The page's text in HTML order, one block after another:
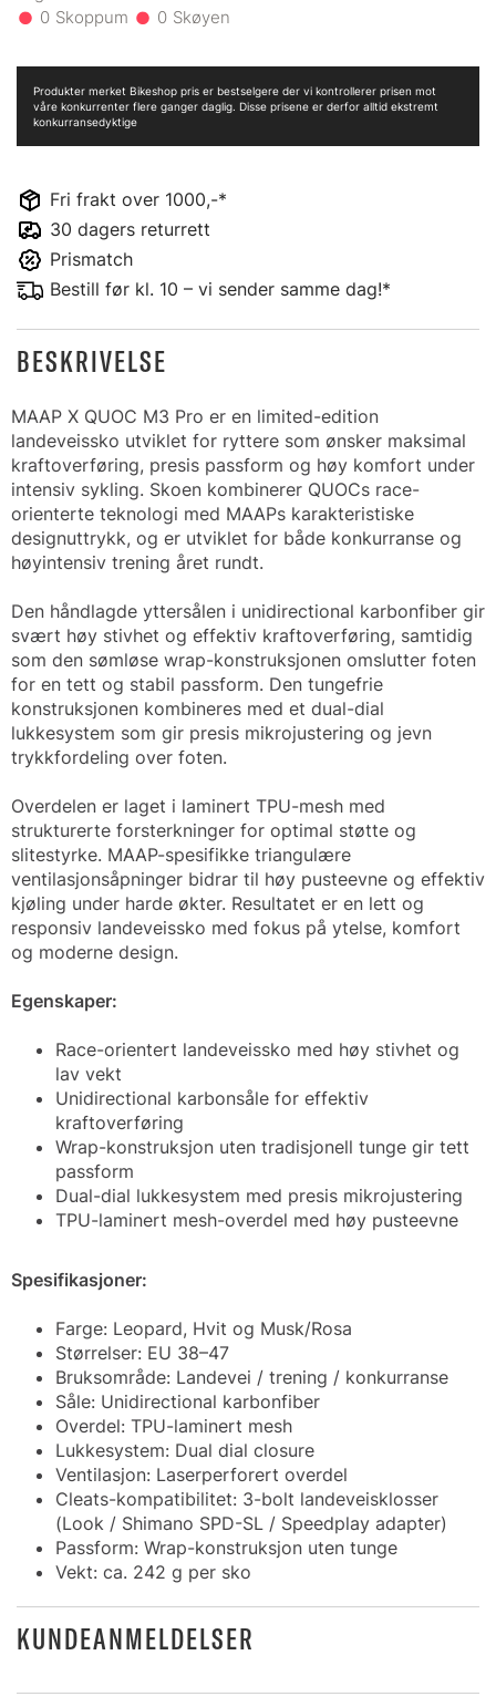
0 0
Fri frakt over 1000,-*
30 dagers returrett
Prismatch
Bestill før kl. 10 – vi sender samme dag!*
Produkter merket Bikeshop pris er bestselgere der vi kontrollerer prisen mot
våre konkurrenter flere ganger daglig. Disse prisene er derfor alltid ekstremt
konkurransedyktige
BESKRIVELSE
MAAP X QUOC M3 Pro er en limited-edition
landeveissko utviklet for ryttere som ønsker maksimal
kraftoverføring, presis passform og høy komfort under
intensiv sykling. Skoen kombinerer QUOCs race-
orienterte teknologi med MAAPs karakteristiske
designuttrykk, og er utviklet for både konkurranse og
høyintensiv trening året rundt.
Den håndlagde yttersålen i unidirectional karbonfiber gir
svært høy stivhet og effektiv kraftoverføring, samtidig
som den sømløse wrap-konstruksjonen omslutter foten
for en tett og stabil passform. Den tungefrie
konstruksjonen kombineres med et dual-dial
lukkesystem som gir presis mikrojustering og jevn
trykkfordeling over foten.
Overdelen er laget i laminert TPU-mesh med
strukturerte forsterkninger for optimal støtte og
slitestyrke. MAAP-spesifikke triangulære
ventilasjonsåpninger bidrar til høy pusteevne og effektiv
kjøling under harde økter. Resultatet er en lett og
responsiv landeveissko med fokus på ytelse, komfort
og moderne design.
Egenskaper:
Race-orientert landeveissko med høy stivhet og
lav vekt
Unidirectional karbonsåle for effektiv
kraftoverføring
Wrap-konstruksjon uten tradisjonell tunge gir tett
passform
Dual-dial lukkesystem med presis mikrojustering
TPU-laminert mesh-overdel med høy pusteevne
Spesifikasjoner:
Farge: Leopard, Hvit og Musk/Rosa
Størrelser: EU 38–47
Bruksområde: Landevei / trening / konkurranse
Såle: Unidirectional karbonfiber
Overdel: TPU-laminert mesh
Lukkesystem: Dual dial closure
Ventilasjon: Laserperforert overdel
Cleats-kompatibilitet: 3-bolt landeveisklosser
(Look / Shimano SPD-SL / Speedplay adapter)
Passform: Wrap-konstruksjon uten tunge
Vekt: ca. 242 g per sko
KUNDEANMELDELSER